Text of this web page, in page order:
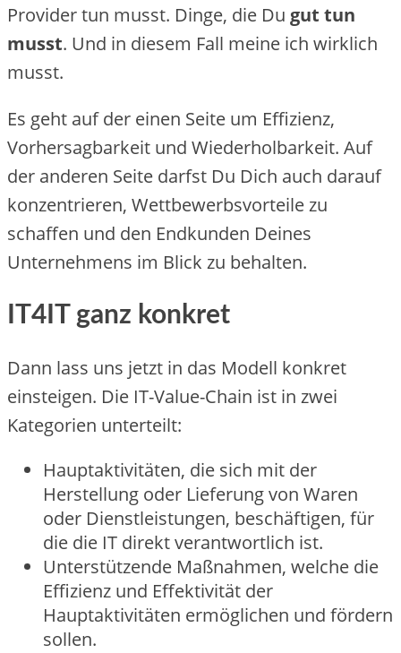
Provider tun musst. Dinge, die Du gut tun
musst. Und in diesem Fall meine ich wirklich
musst.
Es geht auf der einen Seite um Effizienz,
Vorhersagbarkeit und Wiederholbarkeit. Auf
der anderen Seite darfst Du Dich auch darauf
konzentrieren, Wettbewerbsvorteile zu
schaffen und den Endkunden Deines
Unternehmens im Blick zu behalten.
IT4IT ganz konkret
Dann lass uns jetzt in das Modell konkret
einsteigen. Die IT-Value-Chain ist in zwei
Kategorien unterteilt:
Hauptaktivitäten, die sich mit der
Herstellung oder Lieferung von Waren
oder Dienstleistungen, beschäftigen, für
die die IT direkt verantwortlich ist.
Unterstützende Maßnahmen, welche die
Effizienz und Effektivität der
Hauptaktivitäten ermöglichen und fördern
sollen.